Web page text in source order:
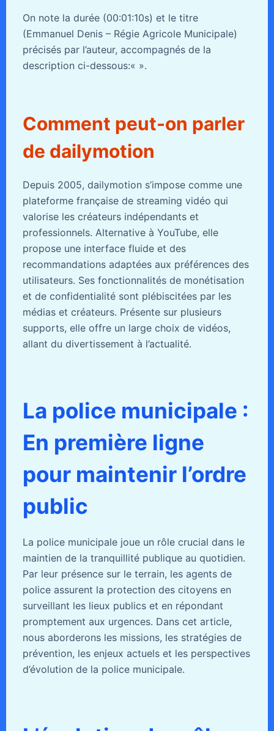
On note la durée (00:01:10s) et le titre
(Emmanuel Denis – Régie Agricole Municipale)
précisés par l’auteur, accompagnés de la
description ci-dessous:« ».
Comment peut-on parler
de dailymotion
Depuis 2005, dailymotion s’impose comme une
plateforme française de streaming vidéo qui
valorise les créateurs indépendants et
professionnels. Alternative à YouTube, elle
propose une interface fluide et des
recommandations adaptées aux préférences des
utilisateurs. Ses fonctionnalités de monétisation
et de confidentialité sont plébiscitées par les
médias et créateurs. Présente sur plusieurs
supports, elle offre un large choix de vidéos,
allant du divertissement à l’actualité.
La police municipale :
En première ligne
pour maintenir l’ordre
public
La police municipale joue un rôle crucial dans le
maintien de la tranquillité publique au quotidien.
Par leur présence sur le terrain, les agents de
police assurent la protection des citoyens en
surveillant les lieux publics et en répondant
promptement aux urgences. Dans cet article,
nous aborderons les missions, les stratégies de
prévention, les enjeux actuels et les perspectives
d’évolution de la police municipale.